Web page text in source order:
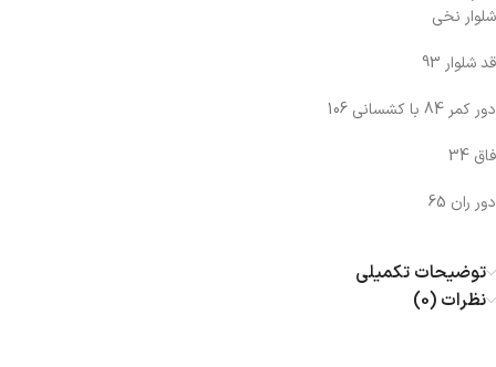
شلوار نخی
قد شلوار 93
دور کمر 84 با کشسانی 106
فاق 34
دور ران 65
توضیحات تکمیلی
نظرات (0)